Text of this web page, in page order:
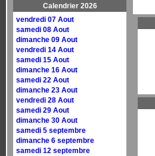
Calendrier 2026
vendredi 07 Aout
samedi 08 Aout
dimanche 09 Aout
vendredi 14 Aout
samedi 15 Aout
dimanche 16 Aout
samedi 22 Aout
dimanche 23 Aout
vendredi 28 Aout
samedi 29 Aout
dimanche 30 Aout
samedi 5 septembre
dimanche 6 septembre
samedi 12 septembre